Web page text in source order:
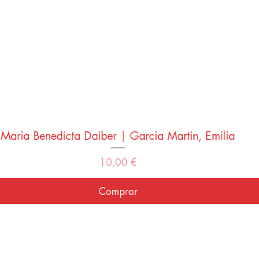
Vista rápida
Maria Benedicta Daiber | Garcia Martin, Emilia
Precio
10,00 €
Comprar